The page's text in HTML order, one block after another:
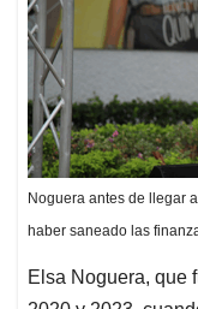
Noguera antes de llegar
haber saneado las
Elsa Noguera, que